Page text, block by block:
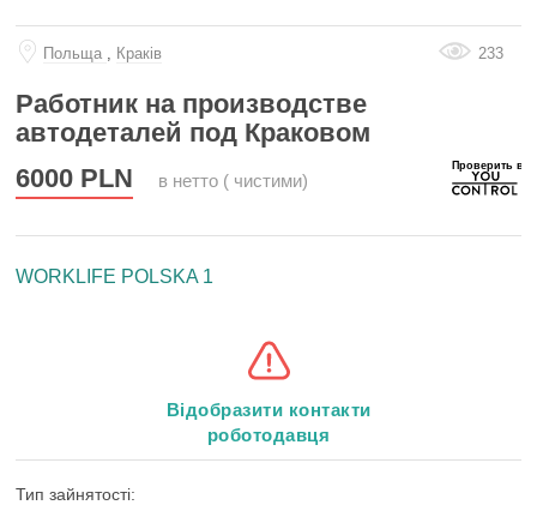
Польща , Краків 233
Работник на производстве
автодеталей под Краковом
6000 PLN в нетто ( чистими)
WORKLIFE POLSKA 1
Відобразити контакти
роботодавця
Тип зайнятості: